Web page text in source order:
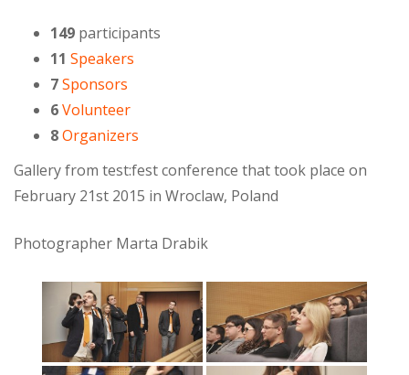
149 participants
11 Speakers
7Sponsors
6Volunteer
8Organizers
Gallery from test:fest conference that took place on
February 21st 2015 in Wroclaw, Poland
Photographer Marta Drabik